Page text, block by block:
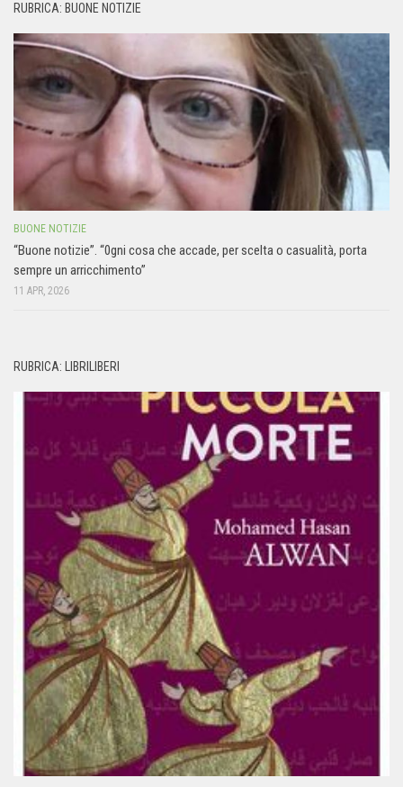
RUBRICA: BUONE NOTIZIE
BUONE NOTIZIE
“Buone notizie”. “0gni cosa che accade, per scelta o casualità, porta
sempre un arricchimento”
11 APR, 2026
RUBRICA: LIBRILIBERI